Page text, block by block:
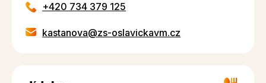
+420 734 379 125
kastanova@zs-oslavickavm.cz